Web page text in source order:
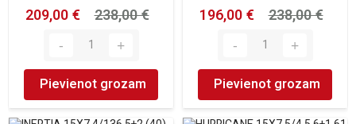
209,00 €
238,00 €
Pievienot grozam
196,00 €
238,00 €
Pievienot grozam